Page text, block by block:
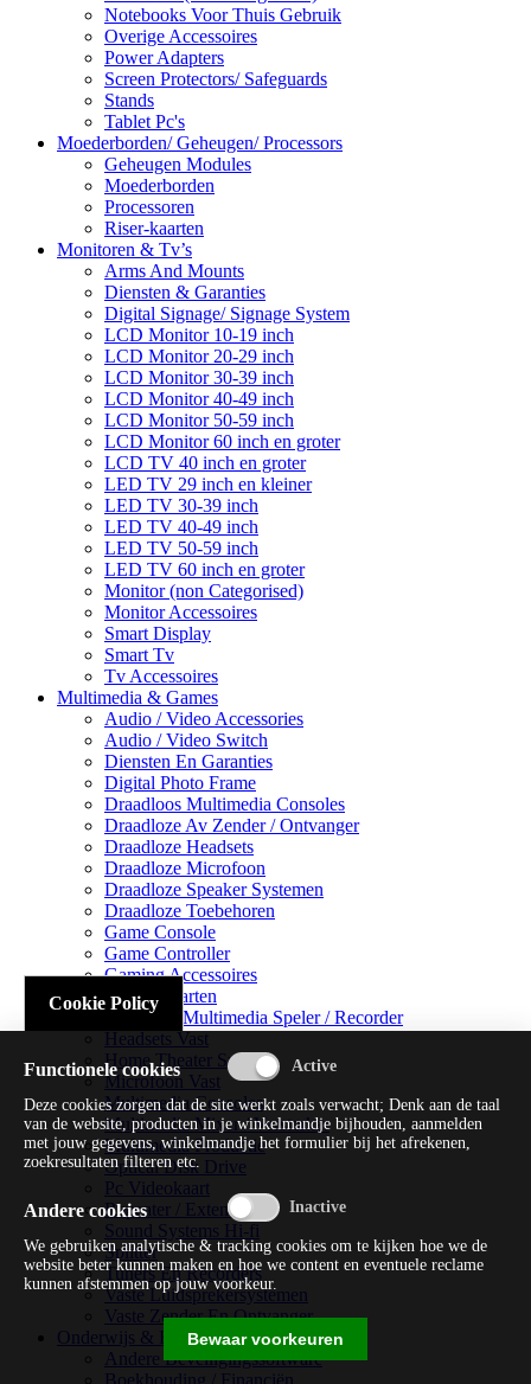
Notebooks Voor Thuis Gebruik
Overige Accessoires
Power Adapters
Screen Protectors/ Safeguards
Stands
Tablet Pc's
Moederborden/ Geheugen/ Processors
Geheugen Modules
Moederborden
Processoren
Riser-kaarten
Monitoren & Tv’s
Arms And Mounts
Diensten & Garanties
Digital Signage/ Signage System
LCD Monitor 10-19 inch
LCD Monitor 20-29 inch
LCD Monitor 30-39 inch
LCD Monitor 40-49 inch
LCD Monitor 50-59 inch
LCD Monitor 60 inch en groter
LCD TV 40 inch en groter
LED TV 29 inch en kleiner
LED TV 30-39 inch
LED TV 40-49 inch
LED TV 50-59 inch
LED TV 60 inch en groter
Monitor (non Categorised)
Monitor Accessoires
Smart Display
Smart Tv
Tv Accessoires
Multimedia & Games
Audio / Video Accessories
Audio / Video Switch
Diensten En Garanties
Digital Photo Frame
Draadloos Multimedia Consoles
Draadloze Av Zender / Ontvanger
Draadloze Headsets
Draadloze Microfoon
Draadloze Speaker Systemen
Draadloze Toebehoren
Game Console
Game Controller
Gaming Accessoires
Geluidskaarten
Handheld Multimedia Speler / Recorder
Headsets Vast
Home Theater Systems
Microfoon Vast
Multimedia Consoles
Multimedia Mixer / Versterker
Multimedia Productie
Optical Disk Drive
Pc Videokaart
Repeater / Extender
Sound Systems Hi-fi
Splitter
Tuners En Recorders
Vaste Luidsprekersystemen
Vaste Zender En Ontvanger
Onderwijs & Recreatie
Andere Beveiligingssoftware
Cookie Policy
Functionele cookies
Deze cookies zorgen dat de site werkt zoals verwacht; Denk aan de taal
van de website, producten in je winkelmandje bijhouden, aanmelden
met jouw gegevens, winkelmandje het formulier bij het afrekenen,
zoekresultaten filteren etc.
Andere cookies
We gebruiken analytische & tracking cookies om te kijken hoe we de
website beter kunnen maken en hoe we content en eventuele reclame
kunnen afstemmen op jouw voorkeur.
Bewaar voorkeuren